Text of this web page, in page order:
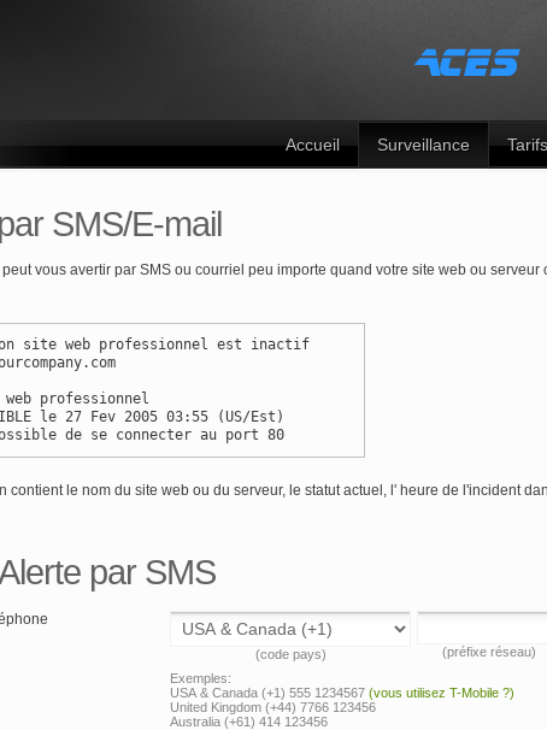
Accueil Surveillance Tarifs
SMS/E-mail
peut vous avertir par SMS ou courriel peu importe quand votre site web ou
site web professionnel est inactif
professionnel
le 27 Fev 2005 03:55 (US/Est)
de se connecter au port 80
contient le nom du site web ou du serveur, le statut actuel, l' heure de l'incident
par SMS
(code pays) (préfixe réseau)
Exemples:
USA & Canada (+1) 555 1234567 (vous utilisez T-Mobile ?)
United Kingdom (+44) 7766 123456
Australia (+61) 414 123456